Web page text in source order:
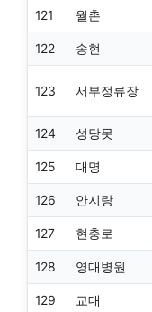
121 월촌
122 송현
123 서부정류장
124 성당못
125 대명
126 안지랑
127 현충로
128 영대병원
129 교대